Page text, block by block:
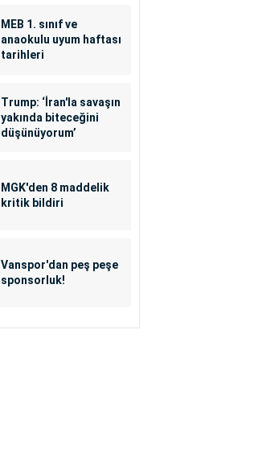
MEB 1. sınıf ve
anaokulu uyum haftası
tarihleri
Trump: ‘İran'la savaşın
yakında biteceğini
düşünüyorum’
MGK'den 8 maddelik
kritik bildiri
Vanspor'dan peş peşe
sponsorluk!